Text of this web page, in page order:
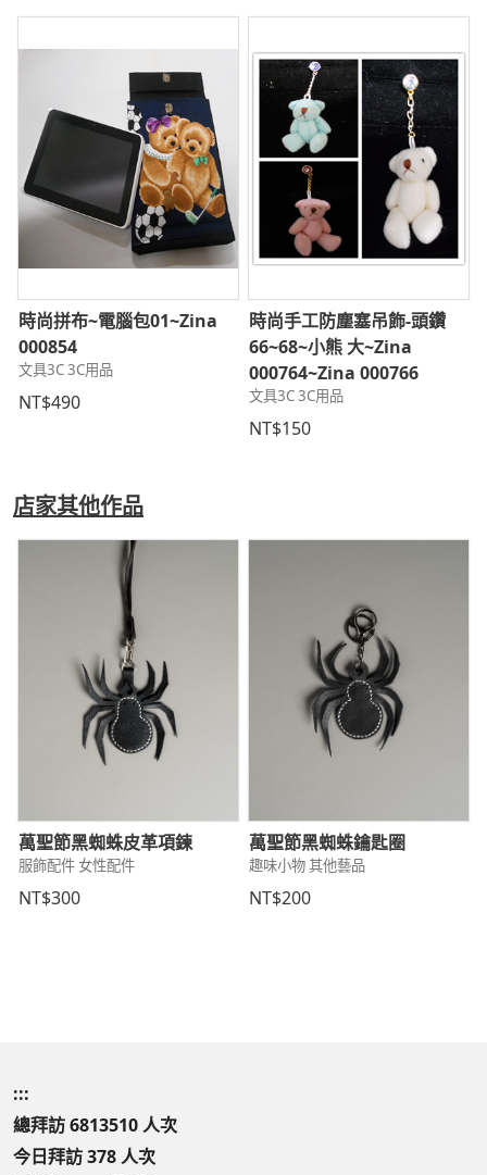
時尚拼布~電腦包01~Zina
000854
文具3C 3C用品
NT$490
時尚手工防塵塞吊飾-頭鑽
66~68~小熊 大~Zina
000764~Zina 000766
文具3C 3C用品
NT$150
店家其他作品
萬聖節黑蜘蛛皮革項鍊
服飾配件 女性配件
NT$300
萬聖節黑蜘蛛鑰匙圈
趣味小物 其他藝品
NT$200
:::
總拜訪 6813510 人次
今日拜訪 378 人次